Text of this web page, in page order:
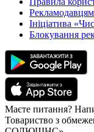
Рекламодавцям
Ініціатива
Блокування
Маєте питання?
Товариство з